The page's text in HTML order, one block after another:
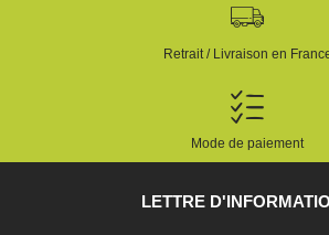
Retrait / Livraison en
Mode de paiement
LETTRE